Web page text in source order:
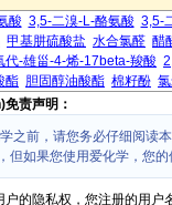
酸 3,5-二溴-L-酪氨酸 3,5-
甲基肼硫酸盐 水合氯醛 醋
代-雄甾-4-烯-17beta-羧酸
酯 胆固醇油酸酯 棉籽酚
责声明：
之前，请您务必仔细阅读本
但如果您使用爱化学，您
的隐私权，您注册的用